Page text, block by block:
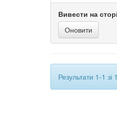
Вивести на
Результати 1-1